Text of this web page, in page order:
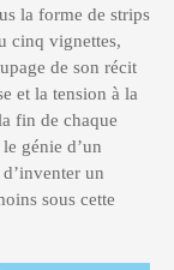
la forme de strips
cinq vignettes,
de son récit
et la tension à la
fin de chaque
génie d’un
un
sous cette